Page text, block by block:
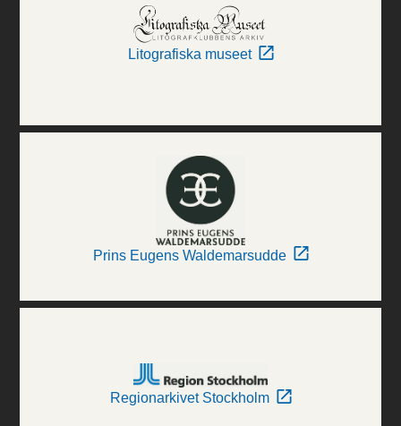
Litografiska museet
Prins Eugens Waldemarsudde
Regionarkivet Stockholm